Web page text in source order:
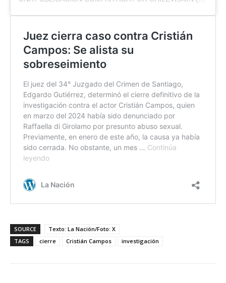
SOURCE
Texto: La Nación/Foto: X
TAGS
cierre Cristián Campos investigación